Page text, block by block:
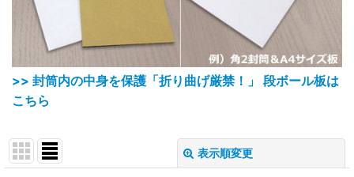
>> 封筒内の中身を保護「折り曲げ厳禁！」 段ボール板は
こちら
表示順変更